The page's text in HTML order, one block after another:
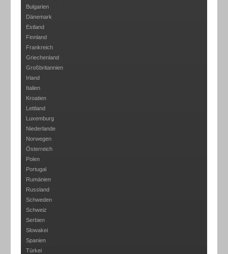
Bulgarien
Dänemark
Estland
Finnland
Frankreich
Griechenland
Großbritannien
Irland
Italien
Kroatien
Lettland
Luxemburg
Niederlande
Norwegen
Österreich
Polen
Portugal
Rumänien
Russland
Schweden
Schweiz
Serbien
Slowakei
Spanien
Türkei